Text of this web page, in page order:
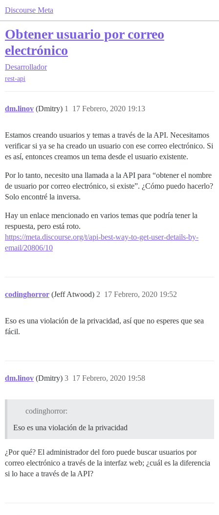
Discourse Meta
Obtener usuario por correo
electrónico
Desarrollador
rest-api
dm.linov (Dmitry) 17 Febrero, 2020 19:13
1
Estamos creando usuarios y temas a través de la API. Necesitamos
verificar si ya se ha creado un usuario con ese correo electrónico. Si
es así, entonces creamos un tema desde el usuario existente.
Por lo tanto, necesito una llamada a la API para “obtener el nombre
de usuario por correo electrónico, si existe”. ¿Cómo puedo hacerlo?
Solo encontré la inversa.
Hay un enlace mencionado en varios temas que podría tener la
respuesta, pero está roto.
https://meta.discourse.org/t/api-best-way-to-get-user-details-by-
email/20806/10
codinghorror (Jeff Atwood) 17 Febrero, 2020 19:52
2
Eso es una violación de la privacidad, así que no esperes que sea
fácil.
dm.linov (Dmitry) 17 Febrero, 2020 19:58
3
codinghorror:
Eso es una violación de la privacidad
¿Por qué? El administrador del foro puede buscar usuarios por
correo electrónico a través de la interfaz web; ¿cuál es la diferencia
si lo hace a través de la API?